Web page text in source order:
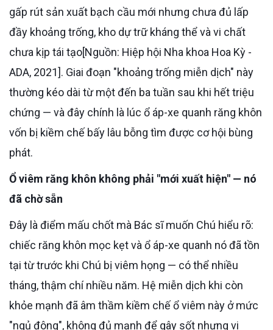
gấp rút sản xuất bạch cầu mới nhưng chưa đủ lấp
đầy khoảng trống, kho dự trữ kháng thể và vi chất
chưa kịp tái tạo[Nguồn: Hiệp hội Nha khoa Hoa Kỳ -
ADA, 2021]. Giai đoạn "khoảng trống miễn dịch" này
thường kéo dài từ một đến ba tuần sau khi hết triệu
chứng — và đây chính là lúc ổ áp-xe quanh răng khôn
vốn bị kiềm chế bấy lâu bỗng tìm được cơ hội bùng
phát.
Ổ viêm răng khôn không phải "mới xuất hiện" — nó
đã chờ sẵn
Đây là điểm mấu chốt mà Bác sĩ muốn Chú hiểu rõ:
chiếc răng khôn mọc kẹt và ổ áp-xe quanh nó đã tồn
tại từ trước khi Chú bị viêm họng — có thể nhiều
tháng, thậm chí nhiều năm. Hệ miễn dịch khi còn
khỏe mạnh đã âm thầm kiềm chế ổ viêm này ở mức
"ngủ đông", không đủ mạnh để gây sốt nhưng vi